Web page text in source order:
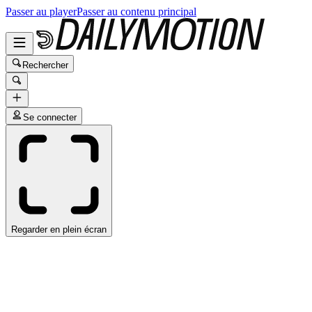
Passer au playerPasser au contenu principal
Rechercher
Se connecter
Regarder en plein écran